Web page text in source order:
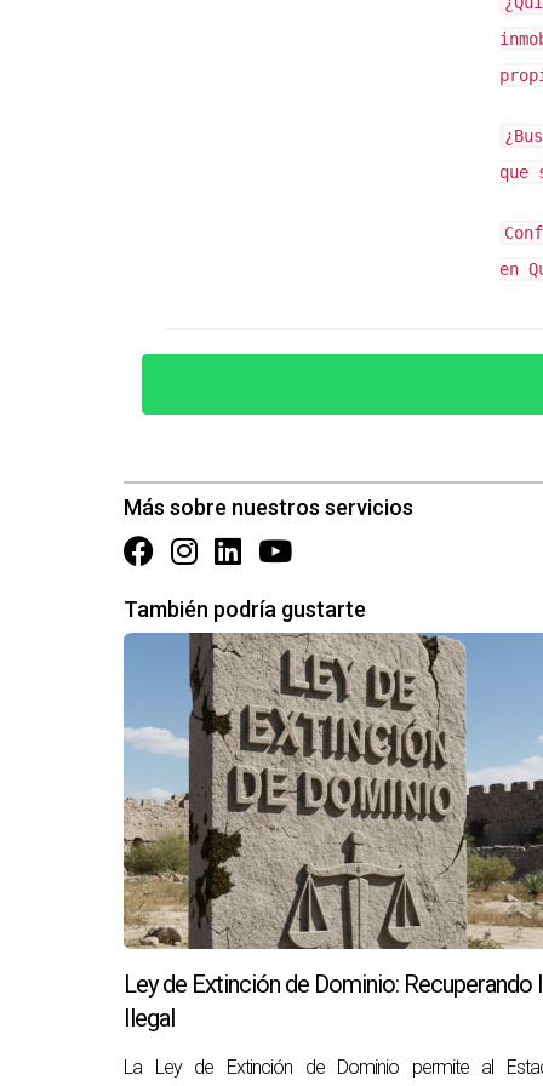
que
en
Más sobre nuestros servicios
También podría gustarte
Ley de Extinción de Dominio: Recuperando
Ilegal
La Ley de Extinción de Dominio permite al